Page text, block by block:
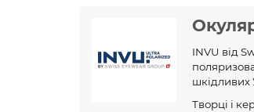
INVU від
шкідливих
Творці і